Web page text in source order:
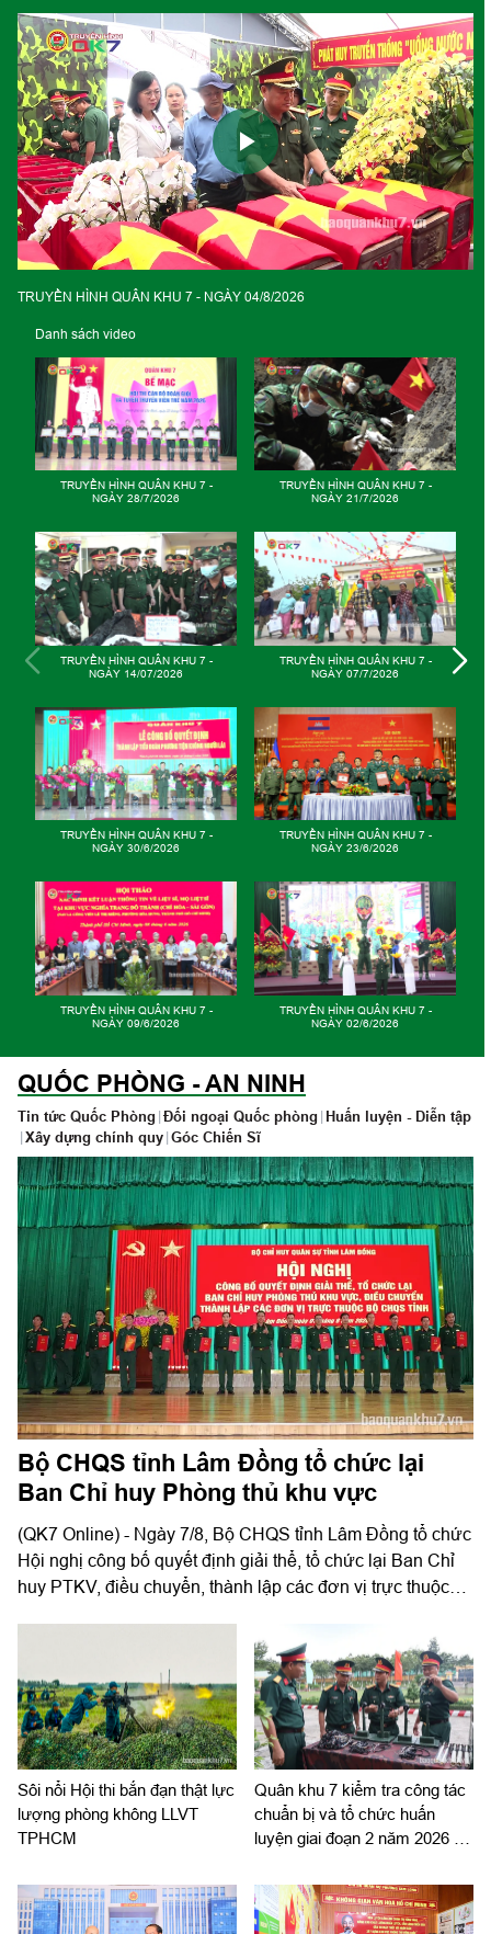
Play
Video
TRUYỀN HÌNH QUÂN KHU 7 - NGÀY 04/8/2026
Danh sách video
TRUYỀN HÌNH QUÂN KHU 7 -
NGÀY 26/5/2026
TRUYỀN HÌNH QUÂN KHU 7 -
NGÀY 19/5/2025
TRUYỀN HÌNH QUÂN KHU 7 -
NGÀY 12/5/2026
TRUYỀN HÌNH QUÂN KHU 7 -
NGÀY 05/5/2026
GIỮ VỮNG MẠCH NGUỒN
TRUYỀN HÌNH QUÂN KHU 7 -
NGÀY 28/4/2026
TRUYỀN HÌNH QUÂN KHU 7 -
NGÀY 21/4/2026
TRUYỀN HÌNH QUÂN KHU 7 -
NGÀY 14/4/2026
QUỐC PHÒNG - AN NINH
Tin tức Quốc Phòng|Đối ngoại Quốc phòng| Huấn luyện - Diễn tập
|Xây dựng chính quy|Góc Chiến Sĩ
Bộ CHQS tỉnh Lâm Đồng tổ chức lại
Ban Chỉ huy Phòng thủ khu vực
(QK7 Online) - Ngày 7/8, Bộ CHQS tỉnh Lâm Đồng tổ chức
Hội nghị công bố quyết định giải thể, tổ chức lại Ban Chỉ
huy PTKV, điều chuyển, thành lập các đơn vị trực thuộc
Thường vụ Đảng ủy, Phó Tư lệnh, Tham mưu trưởng
Quân khu dự và chỉ đạo hội nghị. Thiếu tướng Đinh Hồng
Tiếng, Ủy viên Thường vụ Tỉnh ủy, Chỉ huy trưởng Bộ
CHQS tỉnh Lâm Đồng chủ trì hội nghị.
Sôi nổi Hội thi bắn đạn thật lực
lượng phòng không LLVT
TPHCM
Quân khu 7 kiểm tra công tác
chuẩn bị và tổ chức huấn
luyện giai đoạn 2 năm 2026 tại